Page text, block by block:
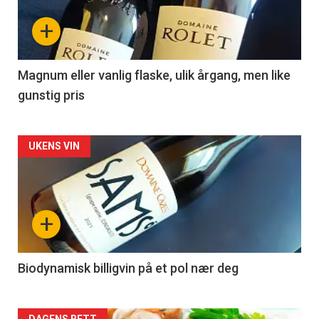
nå
3
+
Magnum eller vanlig flaske, ulik årgang, men like
gunstig pris
Forsiden
akkurat
nå
4
+
UKENS VIN
Biodynamisk billigvin på et pol nær deg